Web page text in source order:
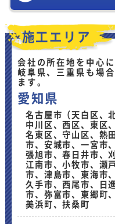
施工エリア
会社の所在地を中心
岐阜県、三重県も場
ます。
愛知県
名古屋市（天白区、
中川区、西区、東区
名東区、守山区、熱
市、安城市、一宮市
張旭市、春日井市、
江南市、小牧市、瀬
市、津島市、東海市
久手市、西尾市、日
市、弥富市、東郷町
美浜町、扶桑町